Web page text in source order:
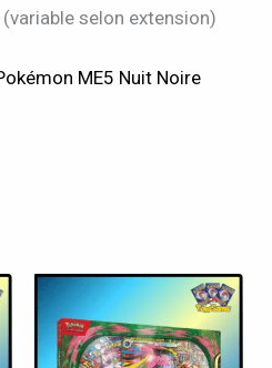
selon extension)
ME5 Nuit Noire